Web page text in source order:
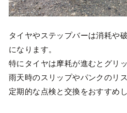
タイヤやステップバーは消耗や
になります。
特にタイヤは摩耗が進むとグリ
雨天時のスリップやパンクのリ
定期的な点検と交換をおすすめし